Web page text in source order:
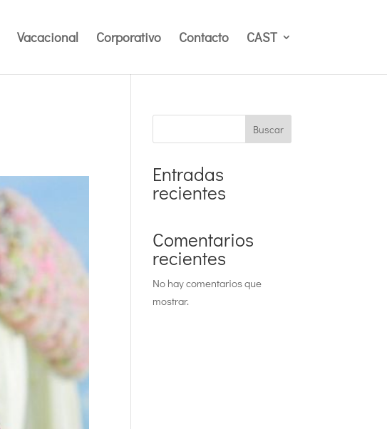
Vacacional Corporativo Contacto CAST
Buscar
Entradas
recientes
Comentarios
recientes
No hay comentarios que
mostrar.